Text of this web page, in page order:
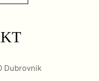
Dubrovnik